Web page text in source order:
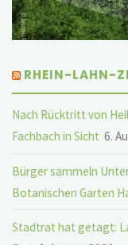
RHEIN-LAHN-
Nach Rücktritt von
Fachbach in Sicht 6.
Bürger sammeln
Botanischen Garten
Stadtrat hat getagt: